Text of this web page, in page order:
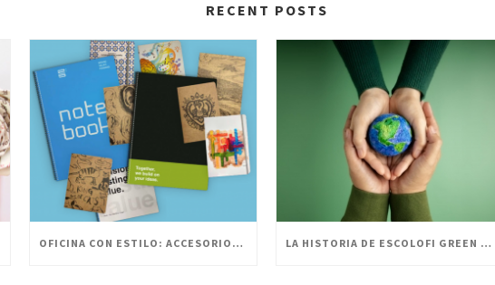
RECENT POSTS
OFICINA CON ESTILO: ACCESORIOS PERSONALIZADOS PARA UN ESPACIO INNOVADOR LA HISTORIA DE ESCOLOFI GREEN Y SUS PRODUCTOS